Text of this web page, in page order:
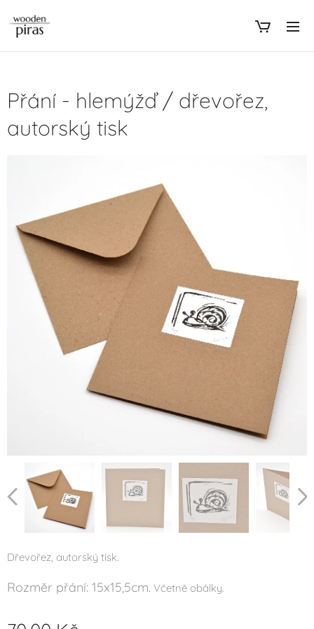
Přání - hlemýžď / dřevořez,
autorský tisk
Dřevořez, autorský tisk.
Rozměr přání: 15x15,5cm. Včetně obálky.